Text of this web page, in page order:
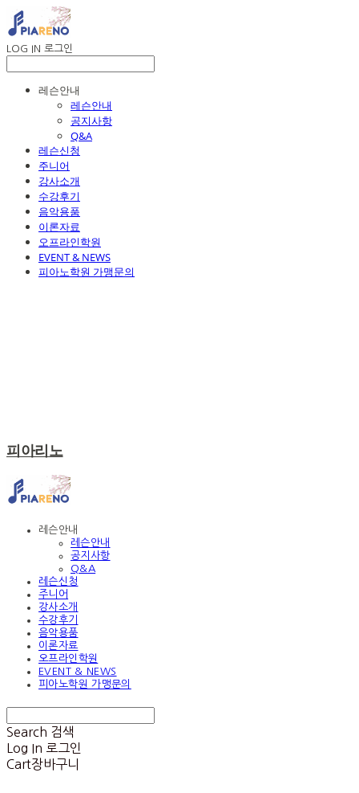
LOG IN 로그인
레슨안내
레슨안내
공지사항
Q&A
레슨신청
주니어
강사소개
수강후기
음악용품
이론자료
오프라인학원
EVENT & NEWS
피아노학원 가맹문의
피아리노
레슨안내
레슨안내
공지사항
Q&A
레슨신청
주니어
강사소개
수강후기
음악용품
이론자료
오프라인학원
EVENT & NEWS
피아노학원 가맹문의
Search 검색
Log In 로그인
Cart장바구니